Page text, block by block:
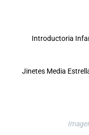
Introductoria
Jinetes Media